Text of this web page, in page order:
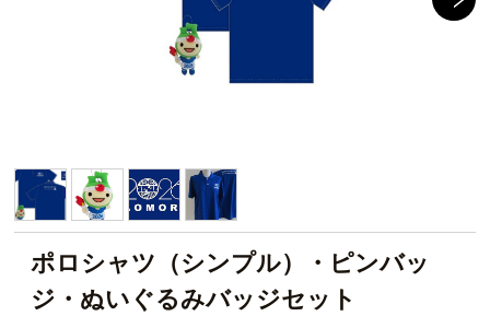
ポロシャツ（シンプル）・ピンバッ
ジ・ぬいぐるみバッジセット